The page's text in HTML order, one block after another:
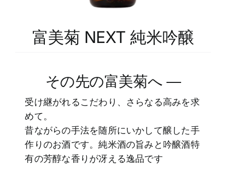
富美菊 NEXT 純米吟醸
その先の富美菊へ ―
受け継がれるこだわり、さらなる高みを求
めて。
昔ながらの手法を随所にいかして醸した手
作りのお酒です。純米酒の旨みと吟醸酒特
有の芳醇な香りが冴える逸品です